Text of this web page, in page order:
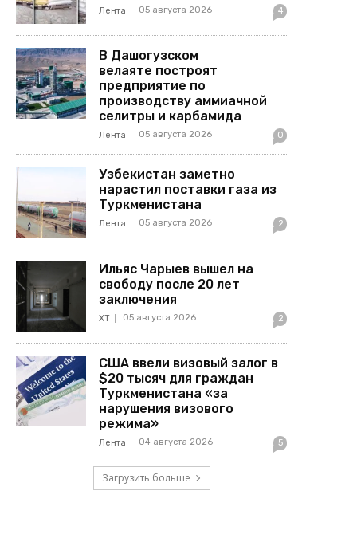
Лента 05 августа 2026 4
В Дашогузском
велаяте построят
предприятие по
производству аммиачной
селитры и карбамида
Лента 05 августа 2026 0
Узбекистан заметно
нарастил поставки газа из
Туркменистана
Лента 05 августа 2026 2
Ильяс Чарыев вышел на
свободу после 20 лет
заключения
ХТ 05 августа 2026 2
США ввели визовый залог в
$20 тысяч для граждан
Туркменистана «за
нарушения визового
режима»
Лента 04 августа 2026 5
Загрузить больше